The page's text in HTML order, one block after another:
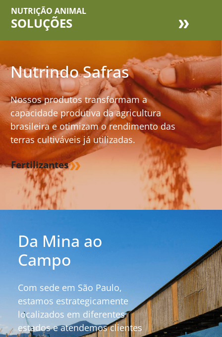
NUTRIÇÃO ANIMAL
SOLUÇÕES
Nutrindo Safras
Nossos produtos transformam a
capacidade produtiva da agricultura
brasileira e otimizam o rendimento das
terras cultiváveis já utilizadas.
Fertilizantes
Da Mina ao
Campo
Com sede em São Paulo,
estamos estrategicamente
localizados em diferentes
estados e atendemos clientes